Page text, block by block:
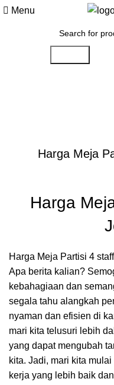
Menu
Harga Meja
Harga
Harga Meja Partisi 4
Apa berita kalian?
kebahagiaan dan
segala tahu alangkah
nyaman dan efisien di
mari kita telusuri lebih
yang dapat mengubah
kita. Jadi, mari kita
kerja yang lebih baik